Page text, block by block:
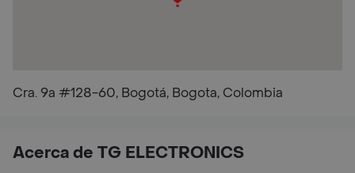
Cra. 9a #128-60, Bogotá, Bogota, Colombia
Acerca de TG ELECTRONICS